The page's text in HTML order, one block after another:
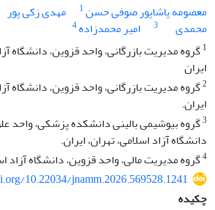
معصومه پاشاپور صوفی حسن1 مهدی زکی پور
محمدی
3 امیر محمدزاده4
1گروه مدیریت بازرگانی، واحد قزوین، دانشگاه
ایران
2گروه مدیریت بازرگانی، واحد قزوین، دانشگاه
ایران.
3گروه بیوشیمی بالینی دانشکده پزشکی، واحد
دانشگاه آزاد اسلامی، تهران، ایران.
4گروه مدیریت مالی، واحد قزوین، دانشگاه آزاد
10.22034/jnamm.2026.569528.1241
چکیده